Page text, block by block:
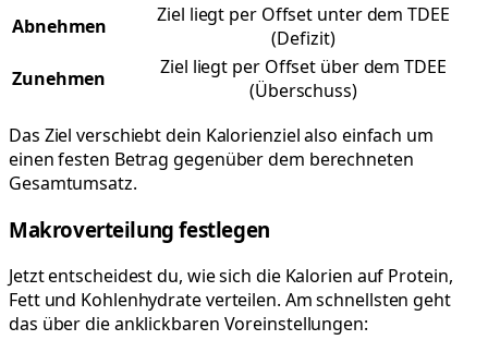
Abnehmen
Ziel liegt per Offset unter dem TDEE
(Defizit)
Zunehmen
Ziel liegt per Offset über dem TDEE
(Überschuss)
Das Ziel verschiebt dein Kalorienziel also einfach um
einen festen Betrag gegenüber dem berechneten
Gesamtumsatz.
Makroverteilung festlegen
Jetzt entscheidest du, wie sich die Kalorien auf Protein,
Fett und Kohlenhydrate verteilen. Am schnellsten geht
das über die anklickbaren Voreinstellungen: